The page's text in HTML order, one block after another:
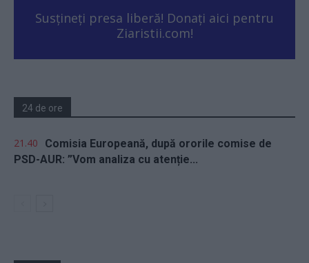
Susțineți presa liberă! Donați aici pentru
Ziaristii.com!
24 de ore
21.40
Comisia Europeană, după ororile comise de
PSD-AUR: ”Vom analiza cu atenție...